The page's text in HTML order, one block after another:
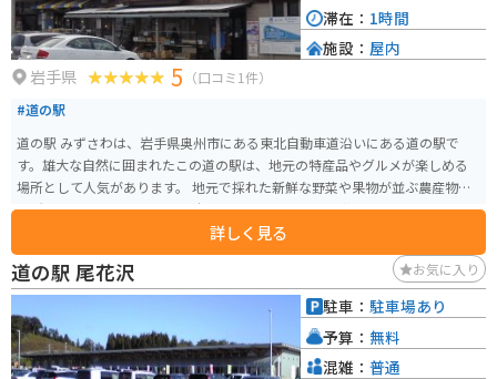
岩手県 5 （口コミ1件）
#道の駅
道の駅 みずさわは、岩手県奥州市にある東北自動車道沿いにある道の駅で
す。雄大な自然に囲まれたこの道の駅は、地元の特産品やグルメが楽しめる
場所として人気があります。 地元で採れた新鮮な野菜や果物が並ぶ農産物直
売所は、道の駅 みずさわの魅力のひとつです。旬の味覚を味わえるとあっ
て、多くの観光客で賑わいます。また、岩手県産のブランド米「ひとめぼれ」
を使ったおにぎりや、地元産のそば粉を使った手打ちそばなど、地元の味が
楽しめるのも魅力です。 バイクで訪れる際には、道の駅 みずさわは休憩場所
としても最適です。駐車場も広く、トイレも完備されているので、安心して
休むことができます。周辺には、岩手県屈指の景勝地である猊鼻渓や、歴史
を感じさせる平泉などの観光スポットも点在しており、ツーリングの拠点と
してもおすすめです。
詳しく見る
滞在： 1時間
施設： 屋内
道の駅 尾花沢 お気に入り
駐車： 駐車場あり
予算： 無料
混雑： 普通